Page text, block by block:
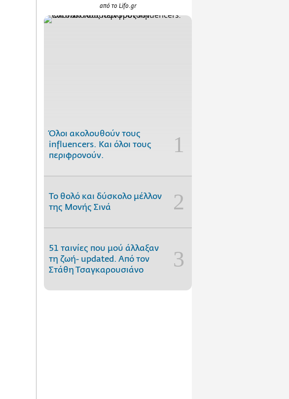
από το Lifo.gr
Όλοι ακολουθούν τους
influencers. Και όλοι τους
περιφρονούν.
Το θολό και δύσκολο μέλλον
της Μονής Σινά
51 ταινίες που μού άλλαξαν
τη ζωή- updated. Aπό τον
Στάθη Τσαγκαρουσιάνο